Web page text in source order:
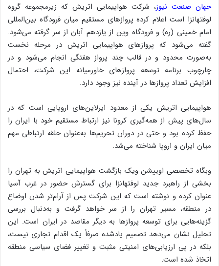
جهان صنعت نیوز، شرکت هواپیمایی اتریش که زیرمجموعه گروه
لوفتهانزا است اعلام کرده پروازهای مستقیم میان فرودگاه بین‌المللی
امام خمینی (ره) و فرودگاه وین از یازدهم آبان از سر گرفته می‌شود.
گفته می‌شود که پروازهای هواپیمایی اتریش در مرحله نخست
به‌صورت محدود و در قالب چند پرواز هفتگی انجام می‌شود و در
چارچوب برنامه توسعه پروازهای خاورمیانه این شرکت، احتمال
افزایش تعداد پروازها در آینده نیز وجود دارد.
هواپیمایی اتریش یکی از معدود ایرلاین‌های اروپایی است که در
سال‌های پیش از همه‌گیری کرونا نیز ارتباط مستقیم خود با ایران را
حفظ کرده بود و حتی در دوران تحریم‌ها به‌عنوان حلقه ارتباطی مهم
میان ایران و اروپا شناخته می‌شد.
وبگاه تخصصی اوییشن ویک بازگشت هواپیمایی اتریش به تهران را
بخشی از راهبرد جدید لوفتهانزا برای گسترش حضور در غرب آسیا
عنوان کرده و نوشته است که این شرکت پس از آرام‌تر شدن اوضاع
در منطقه، مسیر تهران را از سر خواهد گرفت و به‌دنبال بررسی
گزینه‌هایی برای توسعه پروازها به دیگر مقاصد در ایران است. این
تحلیل نشان می‌دهد تصمیم یادشده صرفاً یک اقدام تجاری نیست،
بلکه در پی ارزیابی‌های امنیتی مثبت و تغییر فضای سیاسی منطقه
اتخاذ شده است.